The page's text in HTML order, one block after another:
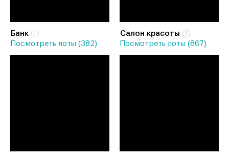
Банк
Посмотреть лоты (382)
Салон красоты
Посмотреть лоты (867)